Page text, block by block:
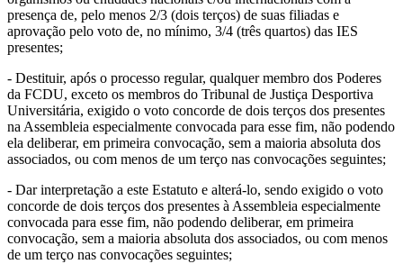
presença de, pelo menos 2/3 (dois terços) de suas filiadas e
aprovação pelo voto de, no mínimo, 3/4 (três quartos) das IES
presentes;
- Destituir, após o processo regular, qualquer membro dos Poderes
da FCDU, exceto os membros do Tribunal de Justiça Desportiva
Universitária, exigido o voto concorde de dois terços dos presentes
na Assembleia especialmente convocada para esse fim, não podendo
ela deliberar, em primeira convocação, sem a maioria absoluta dos
associados, ou com menos de um terço nas convocações seguintes;
- Dar interpretação a este Estatuto e alterá-lo, sendo exigido o voto
concorde de dois terços dos presentes à Assembleia especialmente
convocada para esse fim, não podendo deliberar, em primeira
convocação, sem a maioria absoluta dos associados, ou com menos
de um terço nas convocações seguintes;